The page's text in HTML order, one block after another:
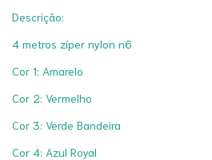
Descrição:
4 metros zíper nylon n6
Cor 1: Amarelo
Cor 2: Vermelho
Cor 3: Verde Bandeira
Cor 4: Azul Royal